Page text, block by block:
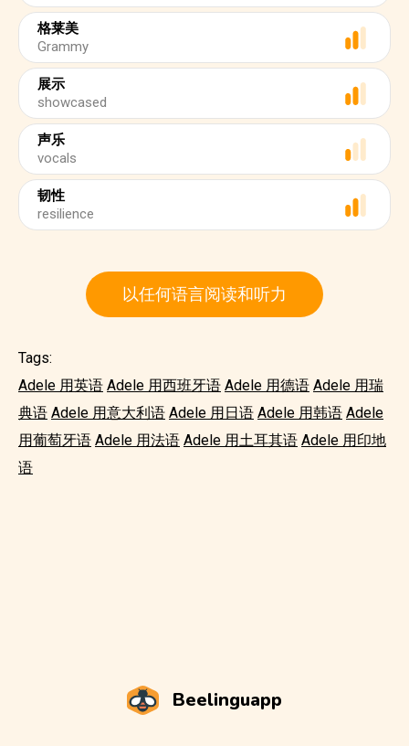
格莱美
Grammy
展示
showcased
声乐
vocals
韧性
resilience
以任何语言阅读和听力
Tags:
Adele 用英语 Adele 用西班牙语 Adele 用德语 Adele 用瑞
典语 Adele 用意大利语 Adele 用日语 Adele 用韩语 Adele
用葡萄牙语 Adele 用法语 Adele 用土耳其语 Adele 用印地
语
Beelinguapp